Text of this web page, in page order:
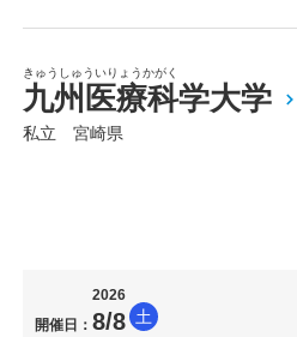
きゅうしゅういりょうかがく
九州医療科学大学
私立 宮崎県
開催日：
2026
8/8 土